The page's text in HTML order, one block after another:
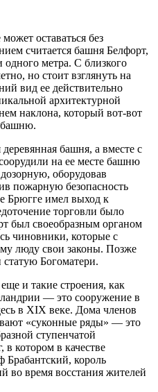
оставаться без
считается башня Белфорт,
одного метра. С близкого
но стоит взглянуть на
вид ее действительно
архитектурной
наклона, который вот-вот
башню.
башня, а вместе с
на ее месте башню
оборудовав
пожарную безопасность
Брюгге имел выход к
торговли было
был своеобразным органом
чиновники, которые с
люду свои законы. Позже
Богоматери.
и такие строения, как
— это сооружение в
в XIX веке. Дома членов
«суконные ряды» — это
ступенчатой
котором в качестве
Брабантский, король
во время восстания жителей